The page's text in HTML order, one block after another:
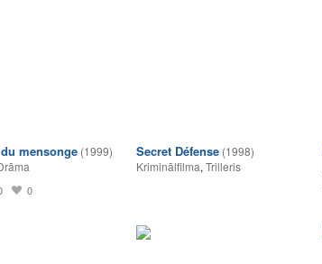
mensonge (1999)
0
Secret Défense (1998)
Kriminālfilma, Trilleris